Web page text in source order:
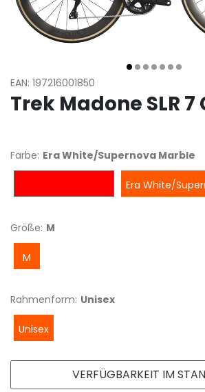
EAN: 197216001850
Trek Madone SLR 7
Farbe: Era White/Supernova Marble
Era White/
Größe: M
M
Rahmenform: Unisex
Unisex
VERFÜGBARKEIT IM